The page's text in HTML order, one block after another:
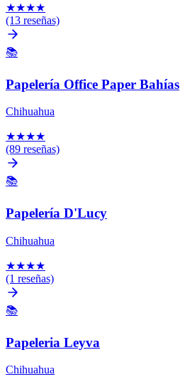
★★★★
(13 reseñas)
📚
Papelería Office Paper Bahías
Chihuahua
★★★★
(89 reseñas)
📚
Papelería D'Lucy
Chihuahua
★★★★
(1 reseñas)
📚
Papeleria Leyva
Chihuahua